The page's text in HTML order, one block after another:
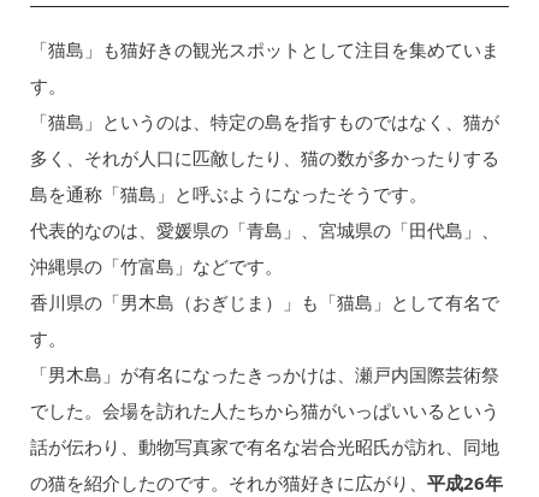
「猫島」も猫好きの観光スポットとして注目を集めていま
す。
「猫島」というのは、特定の島を指すものではなく、猫が
多く、それが人口に匹敵したり、猫の数が多かったりする
島を通称「猫島」と呼ぶようになったそうです。
代表的なのは、愛媛県の「青島」、宮城県の「田代島」、
沖縄県の「竹富島」などです。
香川県の「男木島（おぎじま）」も「猫島」として有名で
す。
「男木島」が有名になったきっかけは、瀬戸内国際芸術祭
でした。会場を訪れた人たちから猫がいっぱいいるという
話が伝わり、動物写真家で有名な岩合光昭氏が訪れ、同地
の猫を紹介したのです。それが猫好きに広がり、 平成26年